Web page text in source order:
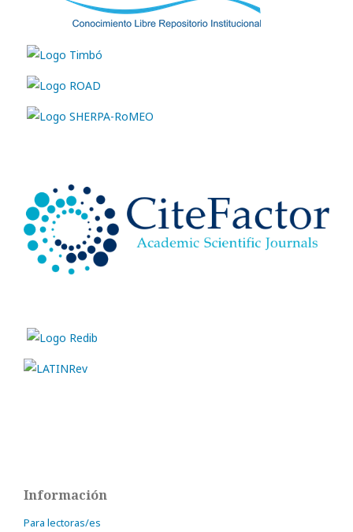
Información
Para lectoras/es